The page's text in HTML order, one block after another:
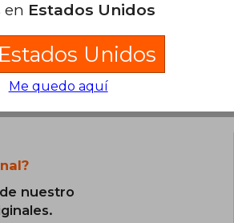
0% (0)
nuestro
en Estados Unidos
Unidos
Me quedo aquí